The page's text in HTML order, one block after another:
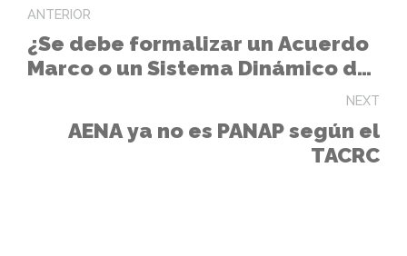
ANTERIOR
¿Se debe formalizar un Acuerdo
Marco o un Sistema Dinámico de
NEXT
AENA ya no es PANAP según el
TACRC